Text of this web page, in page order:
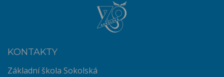
KONTAKTY
Základní škola Sokolská